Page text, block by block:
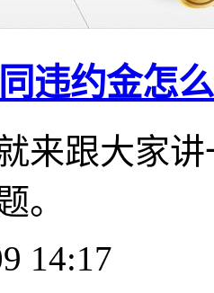
违约金怎
来跟大家
。
14:17